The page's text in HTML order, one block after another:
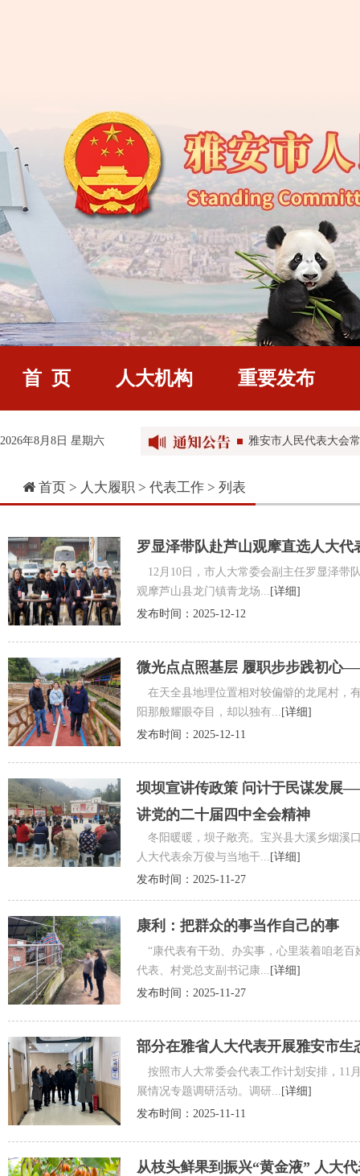
首 页 人大机构 重要发布
2026年8月8日 星期六
关于公开征求《雅安
关于公开征求《雅安
雅安市第五届人民代
雅安市人大常委会办
首页 > 人大履职 > 代表工作 > 列表
罗显泽带队赴芦山观摩直选人大代
12月10日，市人大常委会副主任罗显泽带
观摩芦山县龙门镇青龙场... [详细]
发布时间：2025-12-12
微光点点照基层 履职步步践初心
在天全县地理位置相对较偏僻的龙尾村，
阳那般耀眼夺目，却以独有... [详细]
发布时间：2025-12-11
坝坝宣讲传政策 问计于民谋发展
讲党的二十届四中全会精神
冬阳暖暖，坝子敞亮。宝兴县大溪乡烟溪
人大代表余万俊与当地干... [详细]
发布时间：2025-11-27
康利：把群众的事当作自己的事
“康代表有干劲、办实事，心里装着咱老百
代表、村党总支副书记康... [详细]
发布时间：2025-11-27
部分在雅省人大代表开展雅安市
按照市人大常委会代表工作计划安排，11
展情况专题调研活动。调研... [详细]
发布时间：2025-11-11
从枝头鲜果到振兴“黄金液” 人大